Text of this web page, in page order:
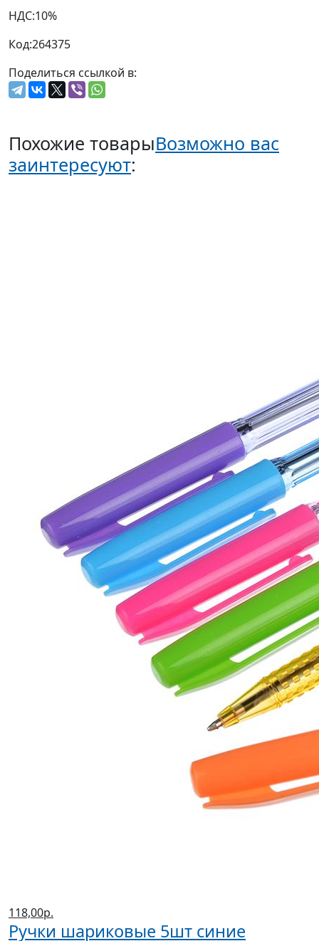
НДС:10%
Код:264375
Поделиться ссылкой в:
Похожие товарыВозможно вас
заинтересуют:
118,00р.
Ручки шариковые 5шт синие